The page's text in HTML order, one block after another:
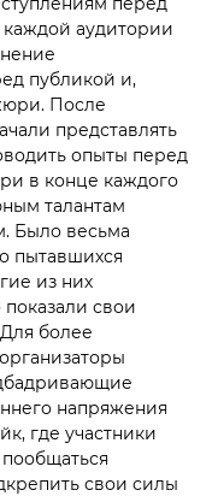
аудитории
публикой и,
После
представлять
опыты перед
в конце каждого
талантам
Было весьма
пытавшихся
из них
свои
более
напряжения
где участники
свои силы